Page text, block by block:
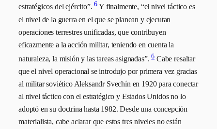
estratégicos del ejército”.6Y finalmente, “el nivel táctico es
el nivel de la guerra en el que se planean y ejecutan
operaciones terrestres unificadas, que contribuyen
eficazmente a la acción militar, teniendo en cuenta la
naturaleza, la misión y las tareas asignadas”.6Cabe resaltar
que el nivel operacional se introdujo por primera vez gracias
al militar soviético Aleksandr Svechín en 1920 para conectar
al nivel táctico con el estratégico y Estados Unidos no lo
adoptó en su doctrina hasta 1982. Desde una concepción
materialista, cabe aclarar que estos tres niveles no están